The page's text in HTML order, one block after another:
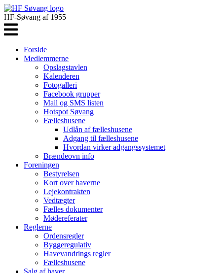
HF-Søvang af 1955
Forside
Medlemmerne
Opslagstavlen
Kalenderen
Fotogalleri
Facebook grupper
Mail og SMS listen
Hotspot Søvang
Fælleshusene
Udlån af fælleshusene
Adgang til fælleshusene
Hvordan virker adgangssystemet
Brændeovn info
Foreningen
Bestyrelsen
Kort over haverne
Lejekontrakten
Vedtægter
Fælles dokumenter
Mødereferater
Reglerne
Ordensregler
Byggeregulativ
Havevandrings regler
Fælleshusene
Salg af haver